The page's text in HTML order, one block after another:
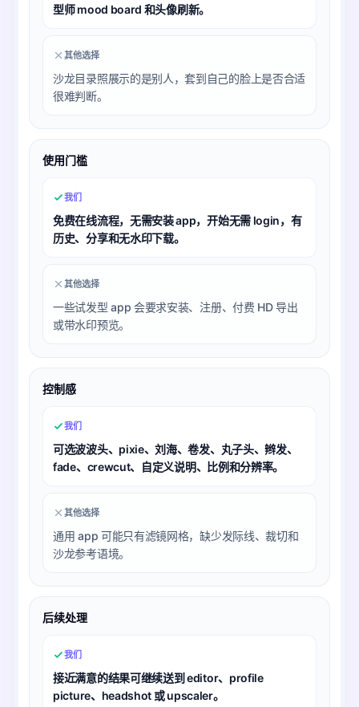
型师 mood board 和头像刷新。
其他选择
沙龙目录照展示的是别人，套到自己的脸上是否合适
很难判断。
使用门槛
我们
免费在线流程，无需安装 app，开始无需 login，有
历史、分享和无水印下载。
其他选择
一些试发型 app 会要求安装、注册、付费 HD 导出
或带水印预览。
控制感
我们
可选波波头、pixie、刘海、卷发、丸子头、辫发、
fade、crewcut、自定义说明、比例和分辨率。
其他选择
通用 app 可能只有滤镜网格，缺少发际线、裁切和
沙龙参考语境。
后续处理
我们
接近满意的结果可继续送到 editor、profile
picture、headshot 或 upscaler。